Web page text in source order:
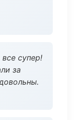
супер!
за